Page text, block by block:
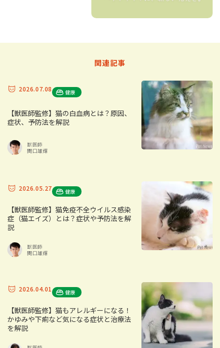
関連記事
2026.07.08 健康
【獣医師監修】猫の白血病とは？原因、
症状、予防法を解説
獣医師
関口雄輝
2026.05.27 健康
【獣医師監修】猫免疫不全ウイルス感染
症（猫エイズ）とは？症状や予防法を解
説
獣医師
関口雄輝
2026.04.01 健康
【獣医師監修】猫もアレルギーになる！
かゆみや下痢など気になる症状と治療法
を解説